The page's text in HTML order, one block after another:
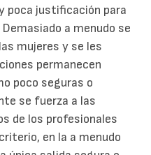
poca justificación para
a menudo se
mujeres y se les
permanecen
poco seguras o
se fuerza a las
de los profesionales
en la a menudo